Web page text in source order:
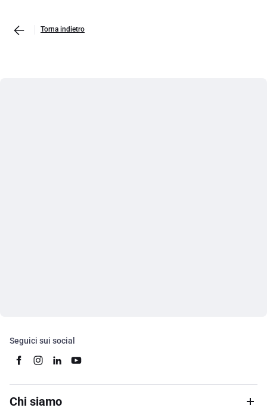
Torna indietro
Seguici sui social
Chi siamo